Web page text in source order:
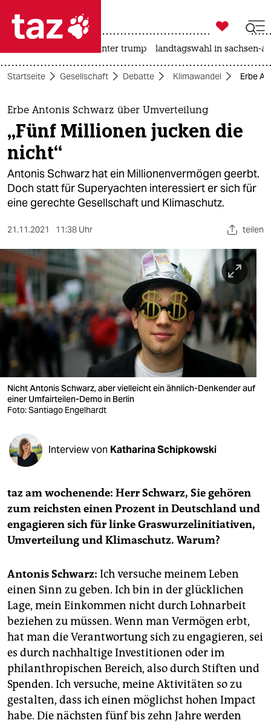
 taz zahl ich
taz zahl ich
themen
politik
öko
gesellschaft
sport
berlin
nord
wahrheit
verlag
veranstaltungen
fragen & hilfe
abo
genossenschaft
epaper login

taz zahl ich
usa unter trump landtagswahl in sachsen-
Startseite Gesellschaft Debatte Klimawandel Erbe
Erbe Antonis Schwarz über Umverteilung
„Fünf Millionen jucken die
nicht“
Antonis Schwarz hat ein Millionenvermögen geerbt.
Doch statt für Superyachten interessiert er sich für
eine gerechte Gesellschaft und Klimaschutz.
21.11.2021 11:38 Uhr teilen
Nicht Antonis Schwarz, aber vielleicht ein ähnlich-Denkender auf
einer Umfairteilen-Demo in Berlin
Foto: Santiago Engelhardt
Interview von Katharina Schipkowski
taz am wochenende: Herr Schwarz, Sie gehören
zum reichsten einen Prozent in Deutschland und
engagieren sich für linke Graswurzelinitiativen,
Umverteilung und Klimaschutz. Warum?
Antonis Schwarz: Ich versuche meinem Leben
einen Sinn zu geben. Ich bin in der glücklichen
Lage, mein Einkommen nicht durch Lohnarbeit
beziehen zu müssen. Wenn man Vermögen erbt,
hat man die Verantwortung sich zu engagieren, sei
es durch nachhaltige Investitionen oder im
philanthropischen Bereich, also durch Stiften und
Spenden. Ich versuche, meine Aktivitäten so zu
gestalten, dass ich einen möglichst hohen Impact
habe. Die nächsten fünf bis zehn Jahre werden